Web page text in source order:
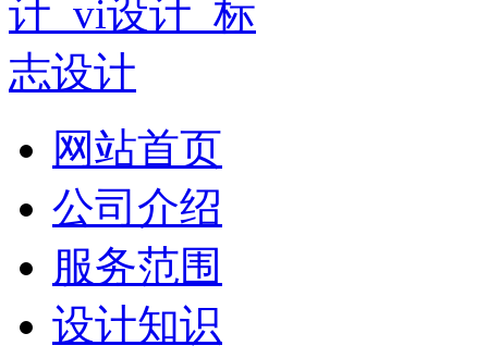
网站首页
公司介绍
服务范围
设计知识